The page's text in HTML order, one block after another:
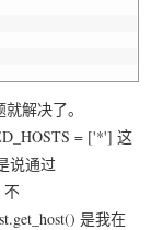
解决了。
= ['*'] 这
说通过
不
是我在